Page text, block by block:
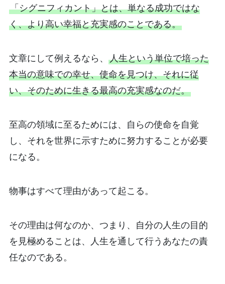
「シグニフィカント」とは、単なる成功ではな
く、より高い幸福と充実感のことである。
文章にして例えるなら、 人生という単位で培った
本当の意味での幸せ、使命を見つけ、それに従
い、そのために生きる最高の充実感なのだ。
至高の領域に至るためには、自らの使命を自覚
し、それを世界に示すために努力することが必要
になる。
物事はすべて理由があって起こる。
その理由は何なのか、つまり、自分の人生の目的
を見極めることは、人生を通して行うあなたの責
任なのである。